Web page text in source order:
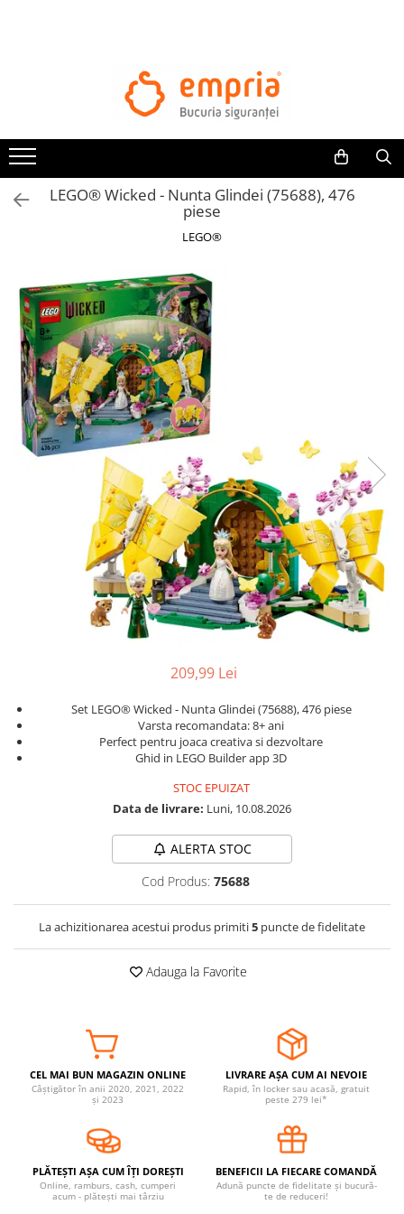
Bariere protectie pentru pat
Protectii mobilier
Banda protectie mobila copii
Sigurante pentru sertare si usi
Sigurante geamuri si usi glisante
Kituri de siguranta pentru copii si
bebelusi
Protectii casa
Protectii utile
Poarta siguranta copii
Deflectoare pentru aer conditionat
Protectii exterior
Casti antifonice pentru copii si
Echipament protectie bicicleta si
Accesorii auto copii
Ochelari de soare
Palarii protectie UV
Accesorii plaja
Puericultura mare
Somnul bebelusului
Carucioare si scaune auto
Tarcuri copii / bebelusi
Scaune masa
Ingrijire bebe si mama
Igiena si ingrijire bebelusi
Diversificare bebelusi
Baia bebelusului
Maternitate
Jucarii copii si jocuri educative
Jucarii dentitie
Jocuri educative
LEGO® Wicked - Nunta Glindei (75688), 476
piese
LEGO®
209,99 Lei
Set LEGO® Wicked - Nunta Glindei (75688), 476 piese
Varsta recomandata: 8+ ani
Perfect pentru joaca creativa si dezvoltare
Ghid in LEGO Builder app 3D
STOC EPUIZAT
Data de livrare: Luni, 10.08.2026
ALERTA STOC
Cod Produs: 75688
La achizitionarea acestui produs primiti5 puncte de fidelitate
Adauga la Favorite
CEL MAI BUN MAGAZIN ONLINE
Câștigător în anii 2020, 2021, 2022
și 2023
LIVRARE AȘA CUM AI NEVOIE
Rapid, în locker sau acasă, gratuit
peste 279 lei*
PLĂTEȘTI AȘA CUM ÎȚI DOREȘTI
Online, ramburs, cash, cumperi
acum - plătești mai târziu
BENEFICII LA FIECARE COMANDĂ
Adună puncte de fidelitate și bucură-
te de reduceri!